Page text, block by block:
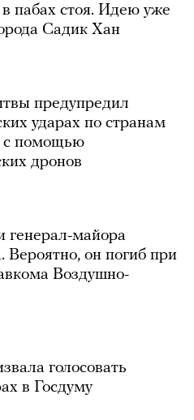
в пабах стоя. Идею уже
Садик Хан
предупредил
ударах по странам
с помощью
дронов
генерал-майора
он погиб при
Воздушно-
голосовать
в Госдуму